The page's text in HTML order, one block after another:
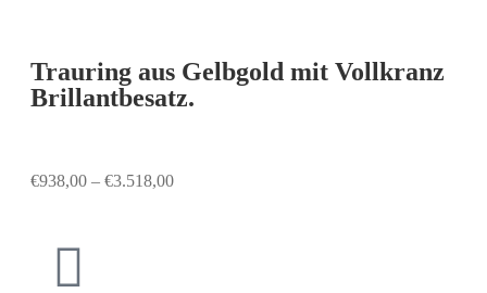
Trauring aus Gelbgold mit Vollkranz
Brillantbesatz.
€938,00 – €3.518,00